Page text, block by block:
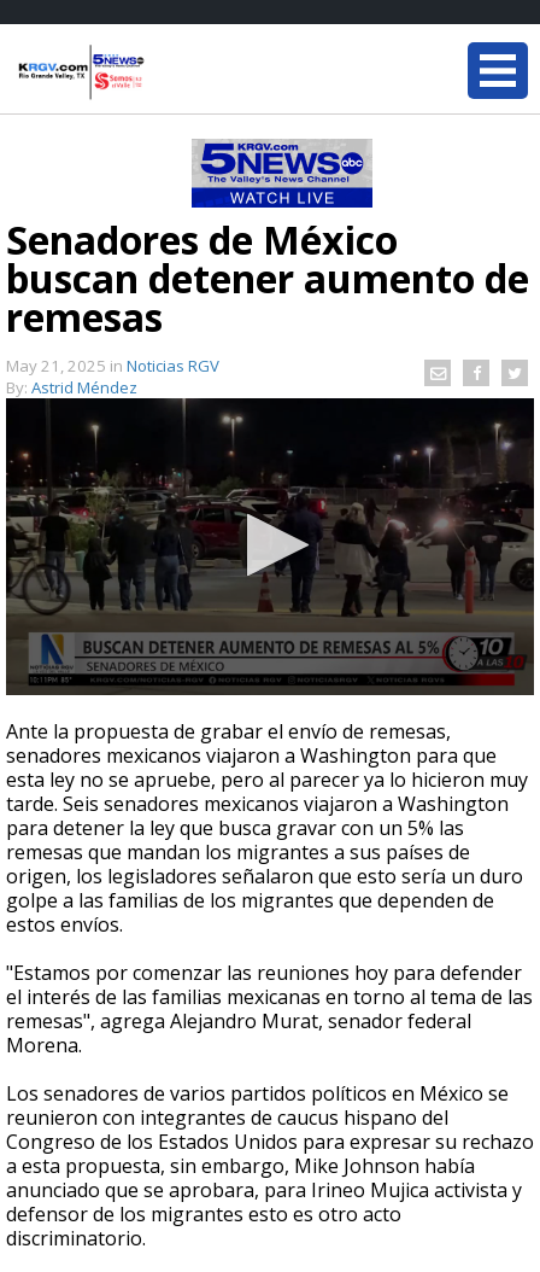
Senadores de México
buscan detener aumento de
remesas
May 21, 2025 in Noticias RGV
By: Astrid Méndez
seconds
of
2
minutes,
30
seconds
Ante la propuesta de grabar el envío de remesas,
senadores mexicanos viajaron a Washington para que
esta ley no se apruebe, pero al parecer ya lo hicieron muy
tarde. Seis senadores mexicanos viajaron a Washington
para detener la ley que busca gravar con un 5% las
remesas que mandan los migrantes a sus países de
origen, los legisladores señalaron que esto sería un duro
golpe a las familias de los migrantes que dependen de
estos envíos.
"Estamos por comenzar las reuniones hoy para defender
el interés de las familias mexicanas en torno al tema de las
remesas", agrega Alejandro Murat, senador federal
Morena.
Los senadores de varios partidos políticos en México se
reunieron con integrantes de caucus hispano del
Congreso de los Estados Unidos para expresar su rechazo
a esta propuesta, sin embargo, Mike Johnson había
anunciado que se aprobara, para Irineo Mujica activista y
defensor de los migrantes esto es otro acto
discriminatorio.